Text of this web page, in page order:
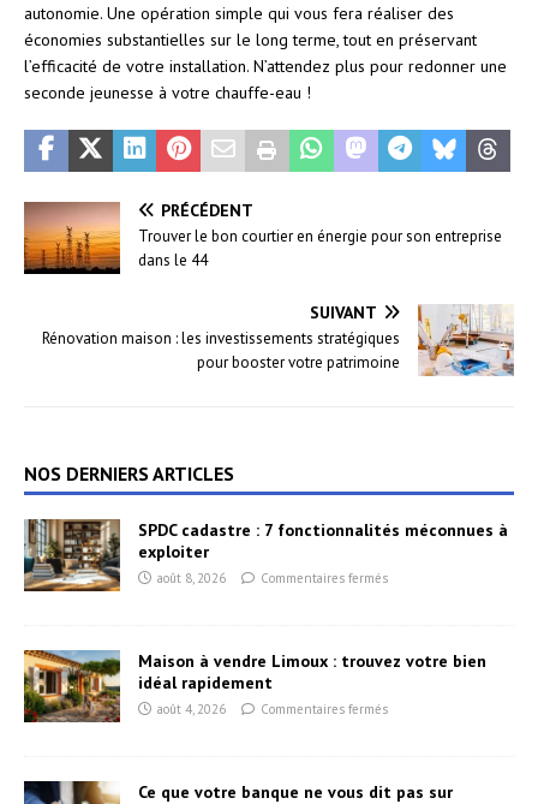
autonomie. Une opération simple qui vous fera réaliser des
économies substantielles sur le long terme, tout en préservant
l’efficacité de votre installation. N’attendez plus pour redonner une
seconde jeunesse à votre chauffe-eau !
PRÉCÉDENT
Trouver le bon courtier en énergie pour son entreprise
dans le 44
SUIVANT
Rénovation maison : les investissements stratégiques
pour booster votre patrimoine
NOS DERNIERS ARTICLES
SPDC cadastre : 7 fonctionnalités méconnues à
exploiter
août 8, 2026 Commentaires fermés
Maison à vendre Limoux : trouvez votre bien
idéal rapidement
août 4, 2026 Commentaires fermés
Ce que votre banque ne vous dit pas sur